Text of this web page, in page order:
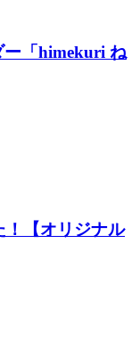
ー「himekuri ね
！【オリジナル